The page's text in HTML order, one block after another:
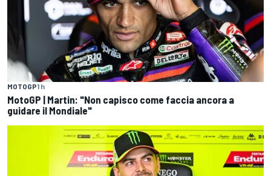
MOTOGP1 h
MotoGP | Martin: "Non capisco come faccia ancora a
guidare il Mondiale"